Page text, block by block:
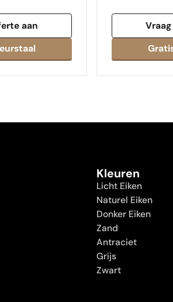
aan
Kleuren
Licht Eiken
Naturel Eiken
Donker Eiken
Zand
Antraciet
Grijs
Zwart